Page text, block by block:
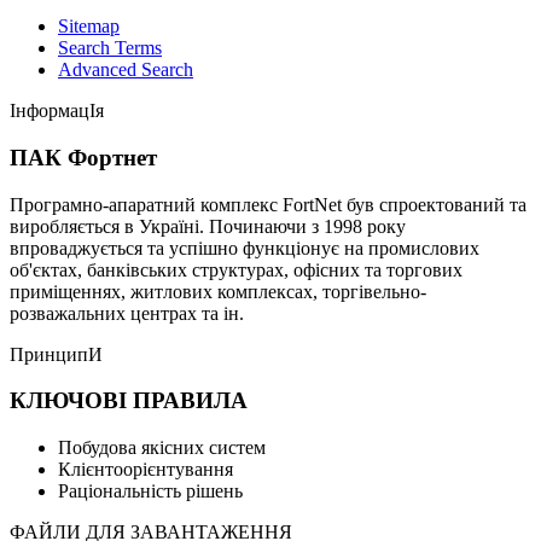
Sitemap
Search Terms
Advanced Search
ІнформацІя
ПАК Фортнет
Програмно-апаратний комплекс FortNet був спроектований та
виробляється в Україні. Починаючи з 1998 року
впроваджується та успішно функціонує на промислових
об'єктах, банківських структурах, офісних та торгових
приміщеннях, житлових комплексах, торгівельно-
розважальних центрах та ін.
ПринципИ
КЛЮЧОВІ ПРАВИЛА
Побудова якісних систем
Клієнтоорієнтування
Раціональність рішень
ФАЙЛИ ДЛЯ ЗАВАНТАЖЕННЯ